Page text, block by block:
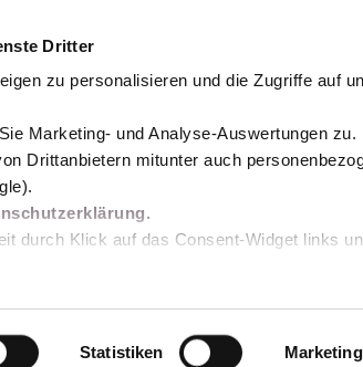
Dritter
zu personalisieren und die Zugriffe auf
Marketing- und Analyse-Auswertungen zu.
Drittanbietern mitunter auch
durch Klick auf das Consent-Widget links
Statistiken Marketing